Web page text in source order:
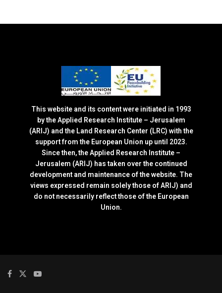
This website and its content were initiated in 1993
by the Applied Research Institute – Jerusalem
(ARIJ) and the Land Research Center (LRC) with the
support from the European Union up until 2023.
Since then, the Applied Research Institute –
Jerusalem (ARIJ) has taken over the continued
development and maintenance of the website. The
views expressed remain solely those of ARIJ) and
do not necessarily reflect those of the European
Union.